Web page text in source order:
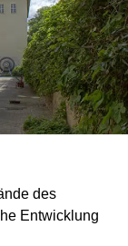
des
Entwicklung